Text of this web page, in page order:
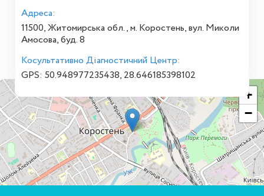
Адреса:
11500, Житомирська обл., м. Коростень, вул. Миколи
Амосова, буд. 8
Косультативно Діагностичний Центр:
GPS: 50.948977235438, 28.646185398102
+
−